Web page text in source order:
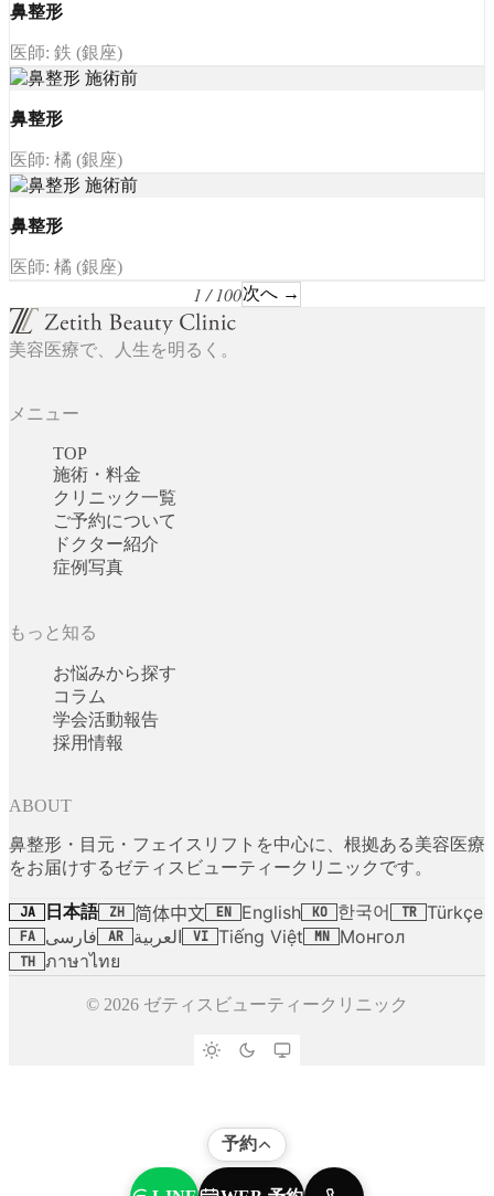
鼻整形
医師: 鉄 (銀座)
鼻整形
医師: 橘 (銀座)
鼻整形
医師: 橘 (銀座)
1 / 100次へ →
美容医療で、人生を明るく。
メニュー
TOP
施術・料金
クリニック一覧
ご予約について
ドクター紹介
症例写真
もっと知る
お悩みから探す
コラム
学会活動報告
採用情報
ABOUT
鼻整形・目元・フェイスリフトを中心に、根拠ある美容医療
をお届けするゼティスビューティークリニックです。
JA 日本語 ZH 简体中文 EN English KO 한국어 TR Türkçe
FA فارسی AR العربية VI Tiếng Việt MN Монгол
TH ภาษาไทย
© 2026 ゼティスビューティークリニック
予約